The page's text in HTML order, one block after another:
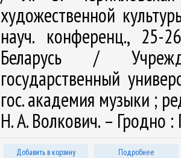
художественной
науч. конференц., 25-
Беларусь /
государственный
гос. академия музыки ;
Н. А. Волкович. – Гродно
Добавить в корзину Подробнее